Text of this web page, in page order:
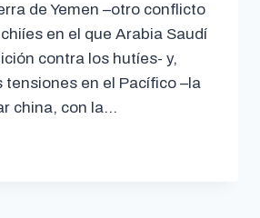
de Yemen –otro conflicto
en el que Arabia Saudí
contra los hutíes- y,
tensiones en el Pacífico –la
china, con la…